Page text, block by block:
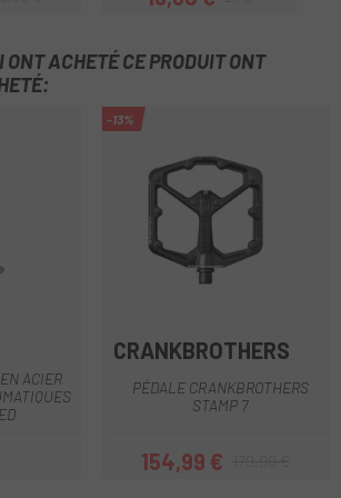
habituel Prix
Prix habituel
ONT ACHETÉ CE PRODUIT ONT
ACIER
-13%
CRANKBROTHERS
PÉDALE CRANKBROTHERS
STAMP 7
Prix
154,99 €Prix habituel